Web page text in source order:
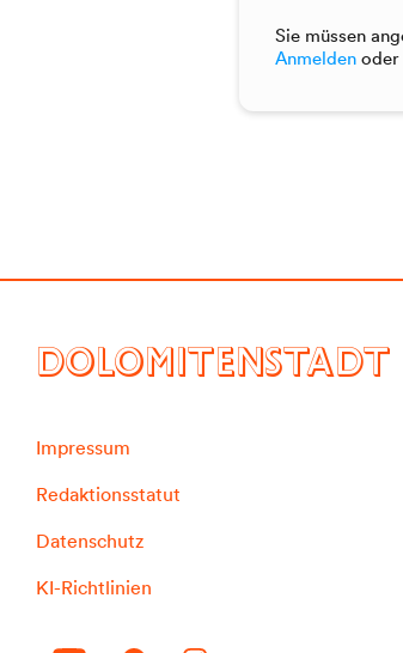
Sie müssen
Anmelden oder
DOLOMITENSTADT
Impressum
Redaktionsstatut
Datenschutz
KI-Richtlinien